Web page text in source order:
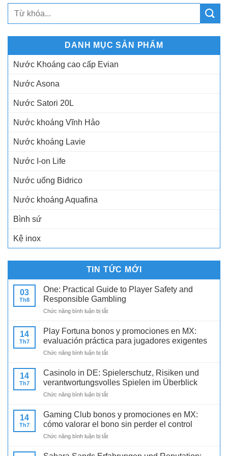
DANH MỤC SẢN PHẨM
Nước Khoáng cao cấp Evian
Nước Asona
Nước Satori 20L
Nước khoáng Vĩnh Hảo
Nước khoáng Lavie
Nước I-on Life
Nước uống Bidrico
Nước khoáng Aquafina
Bình sứ
Kệ inox
TIN TỨC MỚI
03
Th8
One: Practical Guide to Player Safety and
Responsible Gambling
Chức năng bình luận bị tắtở
Guide
to
Player
and
Responsible
Gambling
14
Th7
Play Fortuna bonos y promociones en MX:
evaluación práctica para jugadores exigentes
Chức năng bình luận bị tắtở
Fortuna
bonos
y
promociones
MX:
evaluación
para
14
Th7
Casinolo in DE: Spielerschutz, Risiken und
verantwortungsvolles Spielen im Überblick
Chức năng bình luận bị tắtở
Spielerschutz,
Risiken
verantwortungsvolles
14
Th7
Gaming Club bonos y promociones en MX:
cómo valorar el bono sin perder el control
Chức năng bình luận bị tắtở
Club